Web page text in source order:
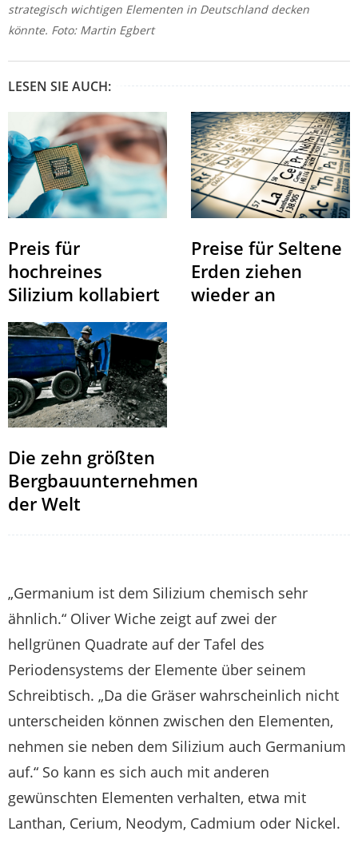
strategisch wichtigen Elementen in Deutschland decken
könnte. Foto: Martin Egbert
LESEN SIE AUCH:
Preis für
hochreines
Silizium kollabiert
Preise für Seltene
Erden ziehen
wieder an
Die zehn größten
Bergbauunternehmen
der Welt
„Germanium ist dem Silizium chemisch sehr
ähnlich.“ Oliver Wiche zeigt auf zwei der
hellgrünen Quadrate auf der Tafel des
Periodensystems der Elemente über seinem
Schreibtisch. „Da die Gräser wahrscheinlich nicht
unterscheiden können zwischen den Elementen,
nehmen sie neben dem Silizium auch Germanium
auf.“ So kann es sich auch mit anderen
gewünschten Elementen verhalten, etwa mit
Lanthan, Cerium, Neodym, Cadmium oder Nickel.